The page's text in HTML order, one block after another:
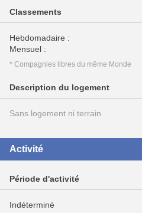
Classements
Hebdomadaire :
Mensuel :
* Compagnies libres du même Monde
Description du logement
Sans logement ni terrain
Activité
Période d'activité
Indéterminé